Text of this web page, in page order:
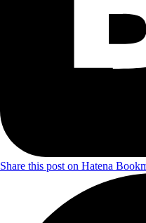
Share this post on Hatena